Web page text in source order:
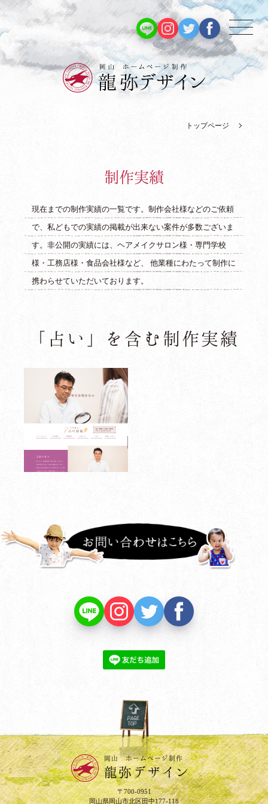
トップページ
制作実績
現在までの制作実績の一覧です。制作会社様などのご依頼
で、私どもでの実績の掲載が出来ない案件が多数ございま
す。非公開の実績には、ヘアメイクサロン様・専門学校
様・工務店様・食品会社様など、 他業種にわたって制作に
携わらせていただいております。
「占い」を含む制作実績
岡山 ホームページ制作
龍弥デザイン
〒700-0951
岡山県岡山市北区田中177-118
トップページ
制作の流れ
よくあるご質問
お問い合わせ
ブログ
関連リンク サイトマップ